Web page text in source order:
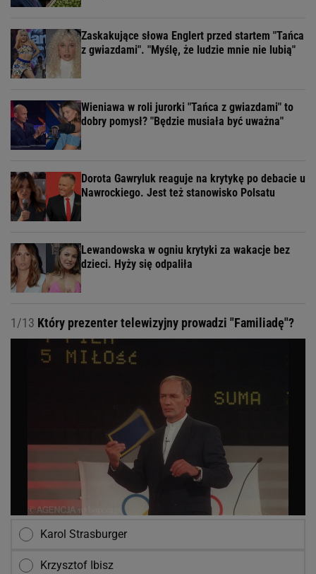
Zaskakujące słowa Englert przed startem "Tańca
z gwiazdami". "Myślę, że ludzie mnie nie lubią"
Wieniawa w roli jurorki "Tańca z gwiazdami" to
dobry pomysł? "Będzie musiała być uważna"
Dorota Gawryluk reaguje na krytykę po debacie u
Nawrockiego. Jest też stanowisko Polsatu
Lewandowska w ogniu krytyki za wakacje bez
dzieci. Hyży się odpaliła
1/13 Który prezenter telewizyjny prowadzi "Familiadę"?
Karol Strasburger
Krzysztof Ibisz